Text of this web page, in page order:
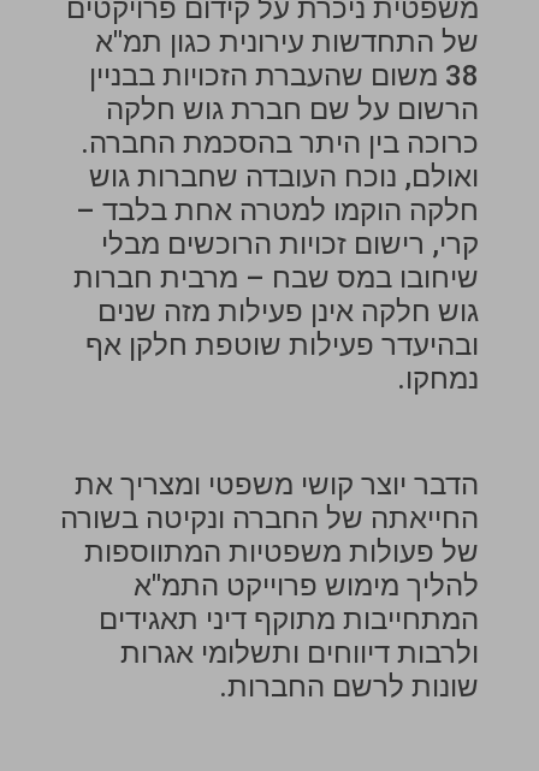
משפטית ניכרת על קידום פרויקטים
של התחדשות עירונית כגון תמ"א
38 משום שהעברת הזכויות בבניין
הרשום על שם חברת גוש חלקה
כרוכה בין היתר בהסכמת החברה.
ואולם, נוכח העובדה שחברות גוש
חלקה הוקמו למטרה אחת בלבד –
קרי, רישום זכויות הרוכשים מבלי
שיחובו במס שבח – מרבית חברות
גוש חלקה אינן פעילות מזה שנים
ובהיעדר פעילות שוטפת חלקן אף
נמחקו.
הדבר יוצר קושי משפטי ומצריך את
החייאתה של החברה ונקיטה בשורה
של פעולות משפטיות המתווספות
להליך מימוש פרוייקט התמ"א
המתחייבות מתוקף דיני תאגידים
ולרבות דיווחים ותשלומי אגרות
שונות לרשם החברות.